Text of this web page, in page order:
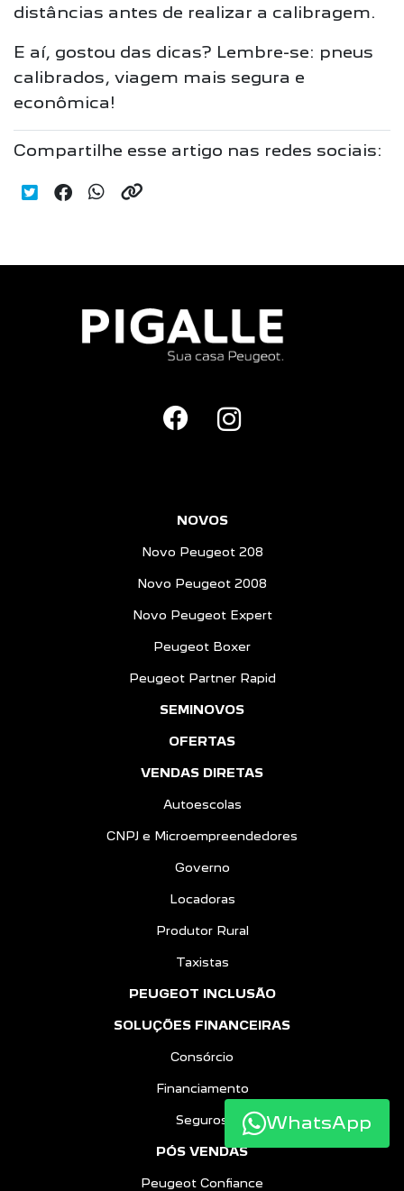
distâncias antes de realizar a calibragem.
E aí, gostou das dicas? Lembre-se: pneus
calibrados, viagem mais segura e
econômica!
Compartilhe esse artigo nas redes sociais:
NOVOS
Novo Peugeot 208
Novo Peugeot 2008
Novo Peugeot Expert
Peugeot Boxer
Peugeot Partner Rapid
SEMINOVOS
OFERTAS
VENDAS DIRETAS
Autoescolas
CNPJ e Microempreendedores
Governo
Locadoras
Produtor Rural
Taxistas
PEUGEOT INCLUSÃO
SOLUÇÕES FINANCEIRAS
Consórcio
Financiamento
Seguros
PÓS VENDAS
Peugeot Confiance
WhatsApp